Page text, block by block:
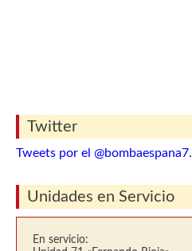
Twitter
Tweets por el @bombaespana7.
Unidades en Servicio
En servicio: